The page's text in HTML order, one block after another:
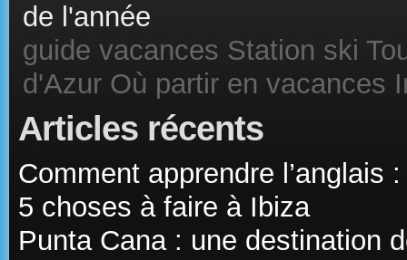
de l'année
guide vacances Station ski
d'Azur Où partir en vacances
Articles récents
Comment apprendre l’anglais
5 choses à faire à Ibiza
Punta Cana : une destination